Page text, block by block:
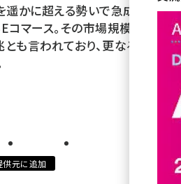
遥かに超える勢いで急成長を
マース。その市場規模は
も言われており、更なる躍進
供元に追加